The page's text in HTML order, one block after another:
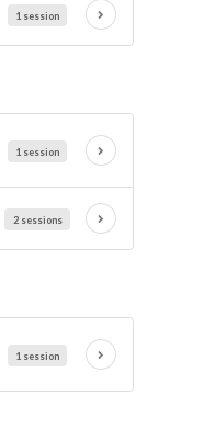
1 session
1 session
2 sessions
1 session